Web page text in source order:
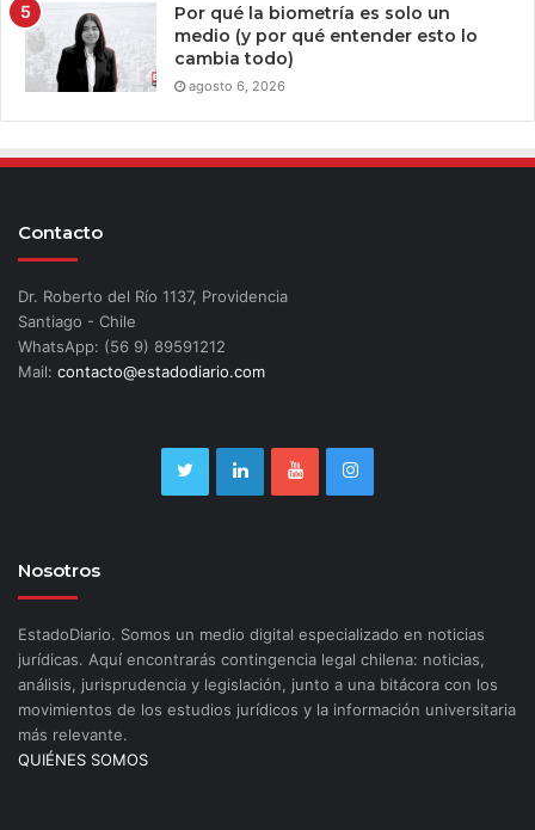
Por qué la biometría es solo un
medio (y por qué entender esto lo
cambia todo)
agosto 6, 2026
Contacto
Dr. Roberto del Río 1137, Providencia
Santiago - Chile
WhatsApp: (56 9) 89591212
Mail: contacto@estadodiario.com
Nosotros
EstadoDiario. Somos un medio digital especializado en noticias
jurídicas. Aquí encontrarás contingencia legal chilena: noticias,
análisis, jurisprudencia y legislación, junto a una bitácora con los
movimientos de los estudios jurídicos y la información universitaria
más relevante.
QUIÉNES SOMOS